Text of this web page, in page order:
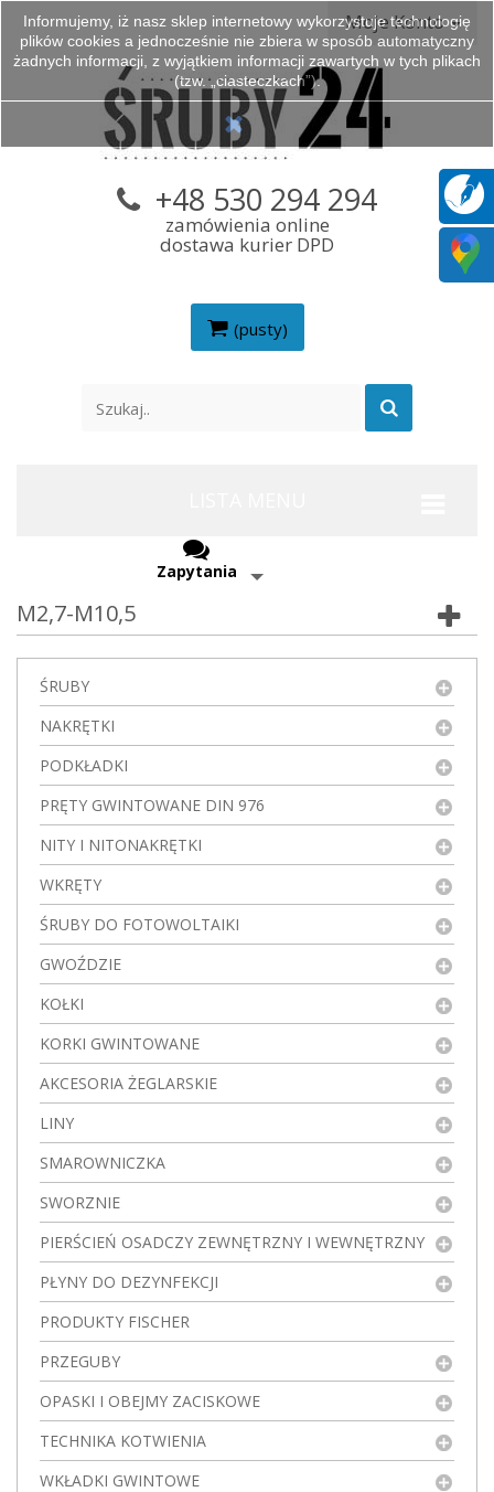
Moje Konto
(pusty)
+48 530 294 294
zamówienia online
dostawa kurier DPD
Zapytania
M2,7-M10,5
ŚRUBY
NAKRĘTKI
PODKŁADKI
PRĘTY GWINTOWANE DIN 976
NITY I NITONAKRĘTKI
WKRĘTY
ŚRUBY DO FOTOWOLTAIKI
GWOŹDZIE
KOŁKI
KORKI GWINTOWANE
AKCESORIA ŻEGLARSKIE
LINY
SMAROWNICZKA
SWORZNIE
PIERŚCIEŃ OSADCZY ZEWNĘTRZNY I WEWNĘTRZNY
PŁYNY DO DEZYNFEKCJI
PRODUKTY FISCHER
PRZEGUBY
OPASKI I OBEJMY ZACISKOWE
TECHNIKA KOTWIENIA
WKŁADKI GWINTOWE
Informujemy, iż nasz sklep internetowy wykorzystuje technologię
plików cookies a jednocześnie nie zbiera w sposób automatyczny
żadnych informacji, z wyjątkiem informacji zawartych w tych plikach
(tzw. „ciasteczkach”).